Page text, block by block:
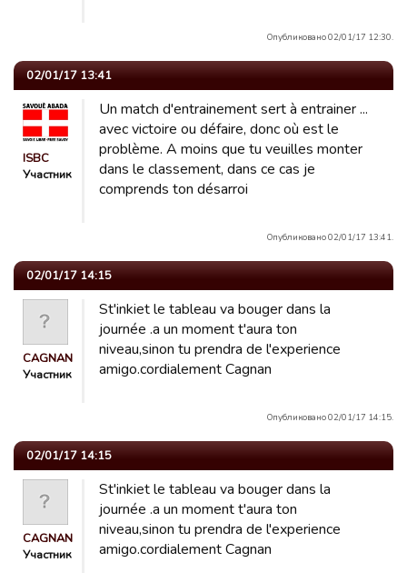
Опубликовано 02/01/17 12:30.
02/01/17 13:41
ISBC
Участник
Un match d'entrainement sert à entrainer ...
avec victoire ou défaire, donc où est le
problème. A moins que tu veuilles monter
dans le classement, dans ce cas je
comprends ton désarroi
Опубликовано 02/01/17 13:41.
02/01/17 14:15
CAGNAN
Участник
St'inkiet le tableau va bouger dans la
journée .a un moment t'aura ton
niveau,sinon tu prendra de l'experience
amigo.cordialement Cagnan
Опубликовано 02/01/17 14:15.
02/01/17 14:15
CAGNAN
Участник
St'inkiet le tableau va bouger dans la
journée .a un moment t'aura ton
niveau,sinon tu prendra de l'experience
amigo.cordialement Cagnan